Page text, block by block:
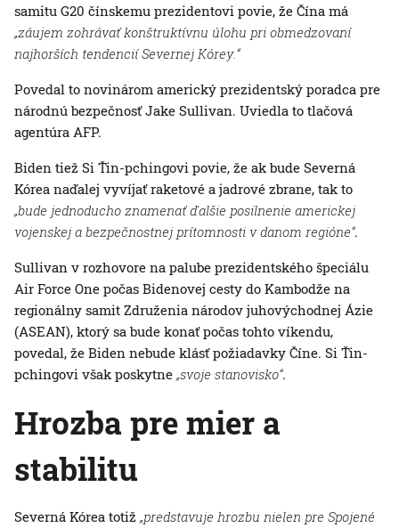
samitu G20 čínskemu prezidentovi povie, že Čína má
„záujem zohrávať konštruktívnu úlohu pri obmedzovaní
najhorších tendencií Severnej Kórey.“
Povedal to novinárom americký prezidentský poradca pre
národnú bezpečnosť Jake Sullivan. Uviedla to tlačová
agentúra AFP.
Biden tiež Si Ťin-pchingovi povie, že ak bude Severná
Kórea naďalej vyvíjať raketové a jadrové zbrane, tak to
„bude jednoducho znamenať ďalšie posilnenie americkej
vojenskej a bezpečnostnej prítomnosti v danom regióne“.
Sullivan v rozhovore na palube prezidentského špeciálu
Air Force One počas Bidenovej cesty do Kambodže na
regionálny samit Združenia národov juhovýchodnej Ázie
(ASEAN), ktorý sa bude konať počas tohto víkendu,
povedal, že Biden nebude klásť požiadavky Číne. Si Ťin-
pchingovi však poskytne „svoje stanovisko“.
Hrozba pre mier a
stabilitu
Severná Kórea totiž „predstavuje hrozbu nielen pre Spojené